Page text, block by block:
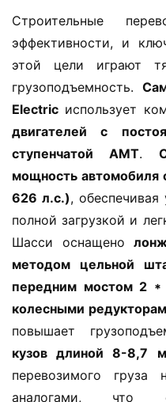
Д
о
м
о
ф
о
р
м
а
и
я
Строительные
эффективности, и
этой цели играют
грузоподъемность. ​
Electric​
использует
двигателей с
ступенчатой АМТ​​. ​
мощность автомобиля
626 л.с.)​​,
полной загрузкой и
Шасси оснащено ​
методом цельной
передним мостом 2
колесными
повышает
кузов длиной 8-8,7
перевозимого груза
аналогами, что